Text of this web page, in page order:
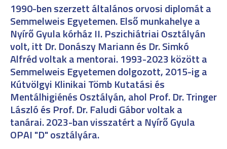
1990-ben szerzett általános orvosi diplomát a
Semmelweis Egyetemen. Első munkahelye a
Nyírő Gyula kórház II. Pszichiátriai Osztályán
volt, itt Dr. Donászy Mariann és Dr. Simkó
Alfréd voltak a mentorai. 1993-2023 között a
Semmelweis Egyetemen dolgozott, 2015-ig a
Kútvölgyi Klinikai Tömb Kutatási és
Mentálhigiénés Osztályán, ahol Prof. Dr. Tringer
László és Prof. Dr. Faludi Gábor voltak a
tanárai. 2023-ban visszatért a Nyírő Gyula
OPAI "D" osztályára.